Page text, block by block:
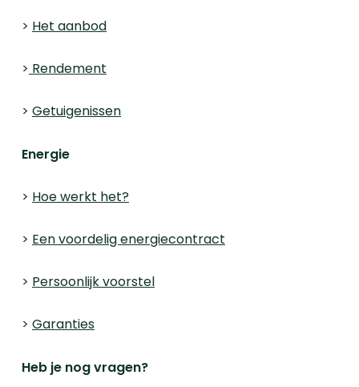
> Het aanbod
> Rendement
> Getuigenissen
Energie
> Hoe werkt het?
> Een voordelig energiecontract
> Persoonlijk voorstel
> Garanties
Heb je nog vragen?